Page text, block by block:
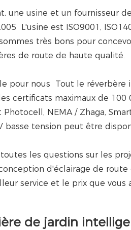
une usine et un fournisseur
L'usine est ISO9001,
très bons pour
de route de haute qualité.
pour nous Tout le
certificats maximaux de 100
NEMA / Zhaga,
basse tension peut être
les questions sur les
d'éclairage de route
service et le prix que vous
de jardin